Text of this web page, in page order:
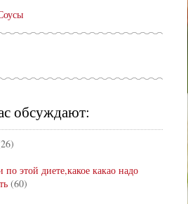
обсуждают:
по этой диете,какое какао надо
(60)